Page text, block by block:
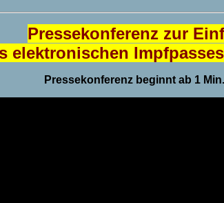
Pressekonferenz zur
elektronischen
Pressekonferenz beginnt ab 1